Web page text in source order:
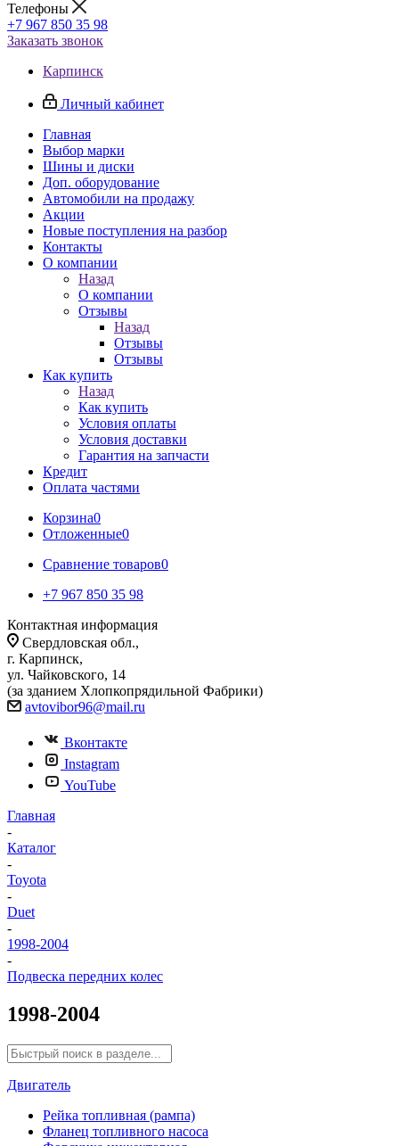
Телефоны
+7 967 850 35 98
Заказать звонок
Карпинск
Личный кабинет
Главная
Выбор марки
Шины и диски
Доп. оборудование
Автомобили на продажу
Акции
Новые поступления на разбор
Контакты
О компании
Назад
О компании
Отзывы
Назад
Отзывы
Отзывы
Как купить
Назад
Как купить
Условия оплаты
Условия доставки
Гарантия на запчасти
Кредит
Оплата частями
Корзина0
Отложенные0
Сравнение товаров0
+7 967 850 35 98
Контактная информация
Свердловская обл.,
г. Карпинск,
ул. Чайковского, 14
(за зданием Хлопкопрядильной Фабрики)
avtovibor96@mail.ru
Вконтакте
Instagram
YouTube
Главная
-
Каталог
-
Toyota
-
Duet
-
1998-2004
-
Подвеска передних колес
1998-2004
Двигатель
Рейка топливная (рампа)
Фланец топливного насоса